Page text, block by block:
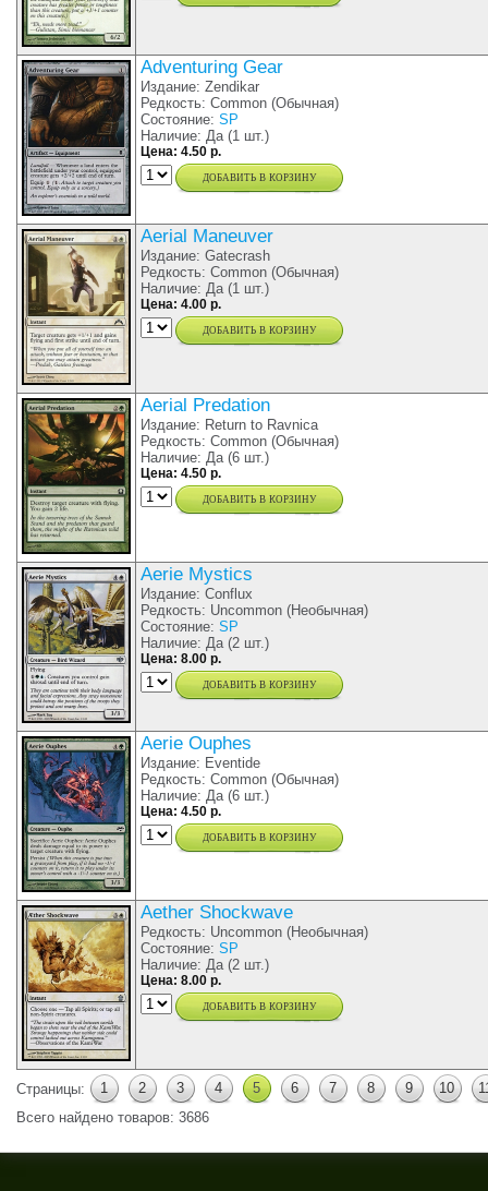
Adventuring Gear
Издание: Zendikar
Редкость: Common (Обычная)
Состояние: SP
Наличие: Да (1 шт.)
Цена: 4.50 р.
добавить в корзину
Aerial Maneuver
Издание: Gatecrash
Редкость: Common (Обычная)
Наличие: Да (1 шт.)
Цена: 4.00 р.
добавить в корзину
Aerial Predation
Издание: Return to Ravnica
Редкость: Common (Обычная)
Наличие: Да (6 шт.)
Цена: 4.50 р.
добавить в корзину
Aerie Mystics
Издание: Conflux
Редкость: Uncommon (Необычная)
Состояние: SP
Наличие: Да (2 шт.)
Цена: 8.00 р.
добавить в корзину
Aerie Ouphes
Издание: Eventide
Редкость: Common (Обычная)
Наличие: Да (6 шт.)
Цена: 4.50 р.
добавить в корзину
Aether Shockwave
Редкость: Uncommon (Необычная)
Состояние: SP
Наличие: Да (2 шт.)
Цена: 8.00 р.
добавить в корзину
Страницы: 1 2 3 4 5 6 7 8 9 10
Всего найдено товаров: 3686